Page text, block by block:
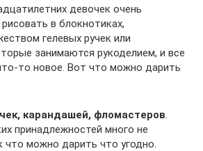
девочек очень
в блокнотиках,
гелевых ручек или
занимаются рукоделием, и все
то новое. Вот что можно дарить
карандашей, фломастеров
принадлежностей много не
что можно дарить что угодно.